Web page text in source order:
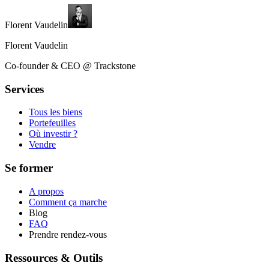
Florent Vaudelin
Florent Vaudelin
Co-founder & CEO @ Trackstone
Services
Tous les biens
Portefeuilles
Où investir ?
Vendre
Se former
A propos
Comment ça marche
Blog
FAQ
Prendre rendez-vous
Ressources & Outils